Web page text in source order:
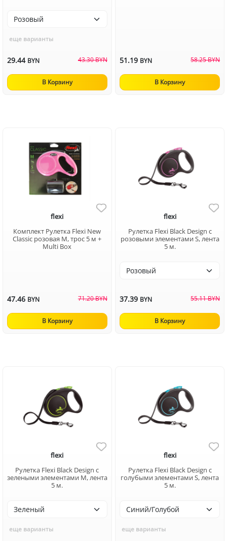
еще варианты
29.44 BYN 43.30 BYN
В Корзину
51.19 BYN 58.25 BYN
В Корзину
flexi
Комплект Рулетка Flexi New
Classic розовая M, трос 5 м +
Multi Box
47.46 BYN 71.20 BYN
В Корзину
flexi
Рулетка Flexi Black Design c
розовыми элементами S, лента
5 м.
37.39 BYN 55.11 BYN
В Корзину
flexi
Рулетка Flexi Black Design c
зелеными элементами M, лента
5 м.
еще варианты
flexi
Рулетка Flexi Black Design c
голубыми элементами S, лента
5 м.
еще варианты